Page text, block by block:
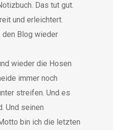
Das tut gut.
und erleichtert.
den Blog wieder
wieder die Hosen
immer noch
streifen. Und es
Und seinen
bin ich die letzten